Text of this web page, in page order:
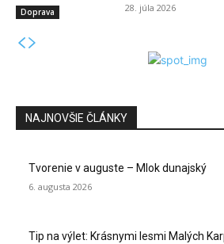
Doprava 28. júla 2026
NAJNOVŠIE ČLÁNKY
Tvorenie v auguste – Mlok dunajský
6. augusta 2026
Tip na výlet: Krásnymi lesmi Malých